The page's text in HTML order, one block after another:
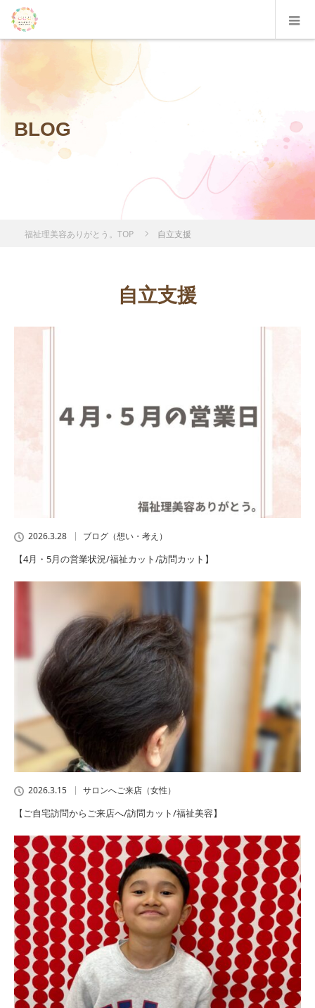
BLOG
福祉理美容ありがとう。TOP 自立支援
自立支援
2026.3.28 ブログ（想い・考え）
【4月・5月の営業状況/福祉カット/訪問カット】
2026.3.15 サロンへご来店（女性）
【ご自宅訪問からご来店へ/訪問カット/福祉美容】